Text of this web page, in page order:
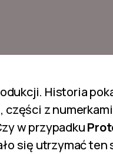
Historia
z
w przypadku
się utrzymać